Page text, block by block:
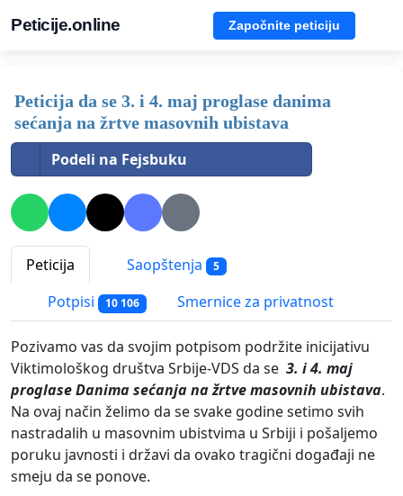
Peticije.online Započnite peticiju
Peticija da se 3. i 4. maj proglase danima
sećanja na žrtve masovnih ubistava
Podeli na Fejsbuku
Peticija Saopštenja 5
Potpisi 10 106 Smernice za privatnost
Pozivamo vas da svojim potpisom podržite inicijativu
Viktimološkog društva Srbije-VDS da se 3. i 4. maj
proglase Danima sećanja na žrtve masovnih ubistava.
Na ovaj način želimo da se svake godine setimo svih
nastradalih u masovnim ubistvima u Srbiji i pošaljemo
poruku javnosti i državi da ovako tragični događaji ne
smeju da se ponove.